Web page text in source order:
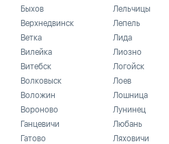
Быхов
Верхнедвинск
Ветка
Вилейка
Витебск
Волковыск
Воложин
Вороново
Ганцевичи
Гатово
Лельчицы
Лепель
Лида
Лиозно
Логойск
Лоев
Лошница
Лунинец
Любань
Ляховичи